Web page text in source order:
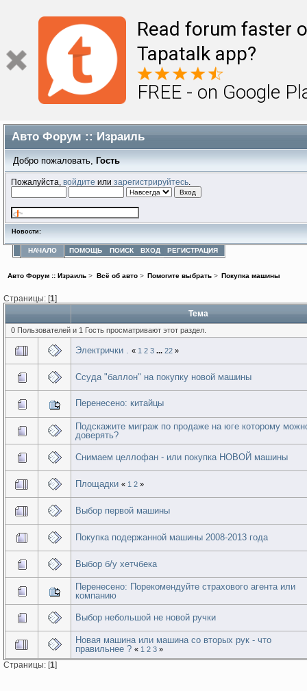
Read forum faster
Tapatalk app?
FREE - on Google
Авто Форум :: Израиль
Добро пожаловать, Гость
Пожалуйста,войдите илизарегистрируйтесь
Новости:
НАЧАЛО ПОМОЩЬ ПОИСК ВХОД РЕГИСТРАЦИЯ
Авто Форум :: Израиль > Всё об авто> Помогите выбрать> Покупка машины
Страницы: [1]
Тема
0 Пользователей и 1 Гость просматривают этот раздел.
Электрички .« 1 2 3 ...22 »
Ссуда "баллон" на покупку новой машины
Перенесено: китайцы
Подскажите миграж по продаже на юге которому
доверять?
Снимаем целлофан - или покупка НОВОЙ машины
Площадки « 1 2 »
Выбор первой машины
Покупка подержанной машины 2008-2013 года
Выбор б/у хетчбека
Перенесено: Порекомендуйте страхового агента или
компанию
Выбор небольшой не новой ручки
Новая машина или машина со вторых рук - что
правильнее ? « 1 2 3 »
Страницы: [1]